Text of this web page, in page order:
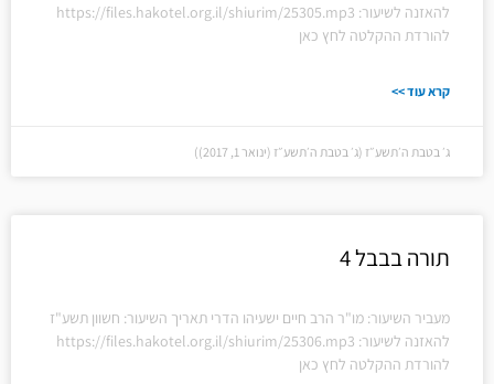
להאזנה לשיעור: https://files.hakotel.org.il/shiurim/25305.mp3
להורדת ההקלטה לחץ כאן
קרא עוד >>
ג׳ בטבת ה׳תשע״ז (ג׳ בטבת ה׳תשע״ז (ינואר 1, 2017))
תורה בבבל 4
מעביר השיעור: מו"ר הרב חיים ישעיהו הדרי תאריך השיעור: חשוון תשע"ז
להאזנה לשיעור: https://files.hakotel.org.il/shiurim/25306.mp3
להורדת ההקלטה לחץ כאן